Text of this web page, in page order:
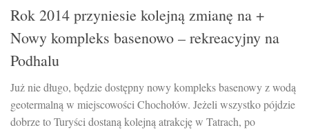
Rok 2014 przyniesie kolejną zmianę na +
Nowy kompleks basenowo – rekreacyjny na
Podhalu
Już nie długo, będzie dostępny nowy kompleks basenowy z wodą
geotermalną w miejscowości Chochołów. Jeżeli wszystko pójdzie
dobrze to Turyści dostaną kolejną atrakcję w Tatrach, po